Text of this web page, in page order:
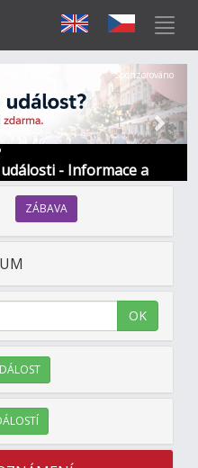
- Informace a
Další
Sponzorováno
ZÁBAVA
OK